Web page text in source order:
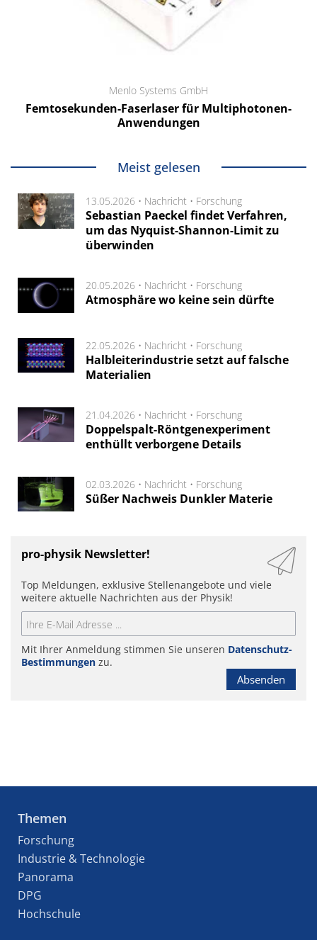
Menlo Systems GmbH
Femtosekunden-Faserlaser für Multiphotonen-
Anwendungen
Meist gelesen
13.05.2026 • Nachricht • Forschung
Sebastian Paeckel findet Verfahren,
um das Nyquist-Shannon-Limit zu
überwinden
20.05.2026 • Nachricht • Forschung
Atmosphäre wo keine sein dürfte
22.05.2026 • Nachricht • Forschung
Halbleiterindustrie setzt auf falsche
Materialien
21.04.2026 • Nachricht • Forschung
Doppelspalt-Röntgenexperiment
enthüllt verborgene Details
02.03.2026 • Nachricht • Forschung
Süßer Nachweis Dunkler Materie
pro-physik Newsletter!
Top Meldungen, exklusive Stellenangebote und viele
weitere aktuelle Nachrichten aus der Physik!
Mit Ihrer Anmeldung stimmen Sie unseren Datenschutz-
Bestimmungen zu.
Absenden
Themen
Forschung
Industrie & Technologie
Panorama
DPG
Hochschule